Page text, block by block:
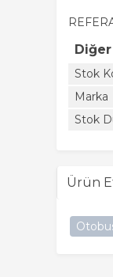
Stok
Marka
Stok
Ürün